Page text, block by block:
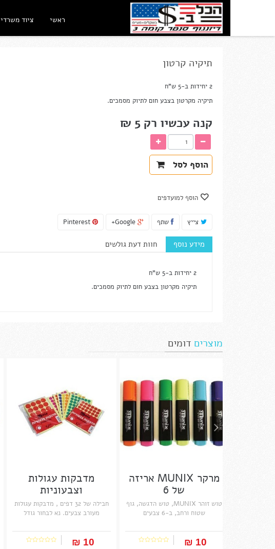
ראשי ציוד משרדי
תיקיה קרטון
2 יחידות ב-5 ש"ח
תיקיה מקרטון בצבע חום לתיוק מסמכים.
קנה עכשיו רק 5 ₪‎
הוסף לסל
הוסף למועדפים
צייץ שתף Google+
Pinterest
מידע נוסף חוות דעת גולשים
2 יחידות ב-5 ש"ח
תיקיה מקרטון בצבע חום לתיוק מסמכים.
מוצרים דומים
מרקר MUNIX אריזה
של 6
טוש זוהר MUNIX, טוש הדגשה, גוף
שטוח ורחב, ב-6 צבעים
10 ₪‎
מדבקות עגולות
וצבעוניות
חבילה של 32 דפים , מדבקות עגולות
מעורב צבעים. נא לבחור גודל
10 ₪‎